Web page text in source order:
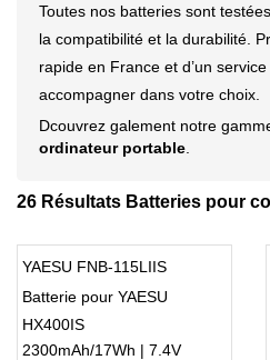
Toutes nos batteries sont
la compatibilité et la durabilité.
rapide en France et d’un
accompagner dans votre choix.
Dcouvrez galement notre
ordinateur portable
26 Résultats Batteries pour
YAESU FNB-115LIIS
Batterie pour YAESU
HX400IS
2300mAh/17Wh | 7.4V